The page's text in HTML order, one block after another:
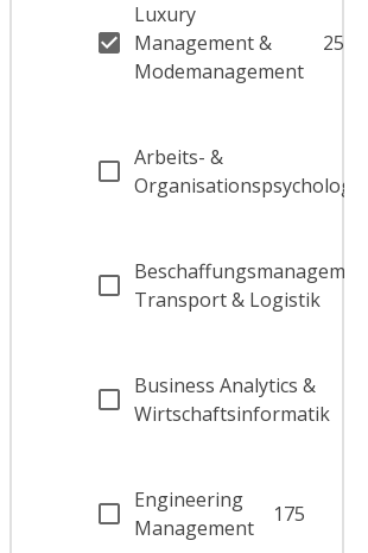
Luxury
Management &
Modemanagement
25
Arbeits- &
Organisationspsychologie
Beschaffungsmanagement,
Transport & Logistik
Business Analytics &
Wirtschaftsinformatik
Engineering
Management
175